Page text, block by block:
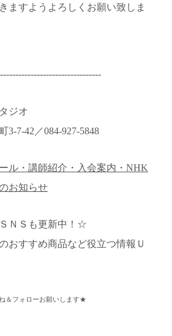
ますようよろしくお願い致しま
ジオ
3-7-42／084-927-5848
ル・講師紹介・入会案内・NHK
お知らせ
ＮＳも更新中！☆
おすすめ商品など役立つ情報Ｕ
＆フォローお願いします★